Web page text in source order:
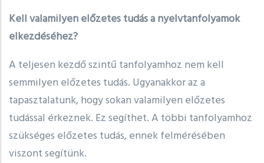
Kell valamilyen előzetes tudás a nyelvtanfolyamok
elkezdéséhez?
A teljesen kezdő szintű tanfolyamhoz nem kell
semmilyen előzetes tudás. Ugyanakkor az a
tapasztalatunk, hogy sokan valamilyen előzetes
tudással érkeznek. Ez segíthet. A többi tanfolyamhoz
szükséges előzetes tudás, ennek felmérésében
viszont segítünk.